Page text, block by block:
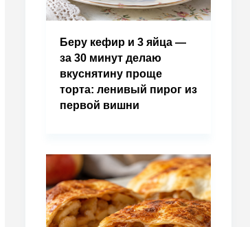
Беру кефир и 3 яйца —
за 30 минут делаю
вкуснятину проще
торта: ленивый пирог из
первой вишни